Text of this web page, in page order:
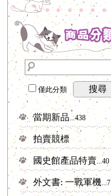
僅此分類 搜尋
當期新品 ...438
拍賣競標
國史館產品特賣...40
外文書: 一戰軍機 ...7